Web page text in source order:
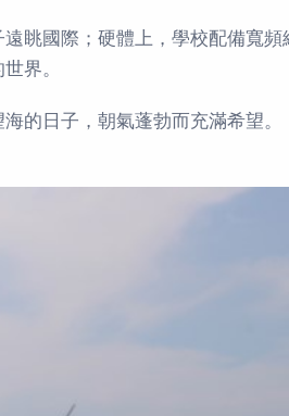
眺國際；硬體上，學校配備寬頻
界。
的日子，朝氣蓬勃而充滿希望。